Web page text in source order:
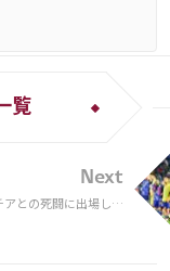
覧
Next
アとの死闘に出場した